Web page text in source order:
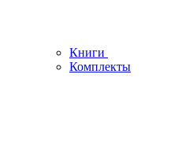
Книги
Комплекты